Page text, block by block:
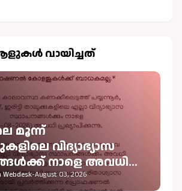
വായിച്ചത്
മൂന്ന്
വിദ്യാഭ്യാസ
നാളെ അവധി
Webdesk-August 03, 2026